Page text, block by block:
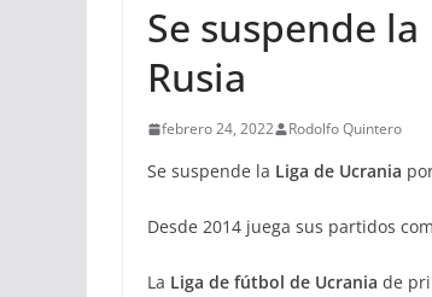
Se suspende
Rusia
febrero 24, 2022 Rodolfo Quintero
Se suspende la Liga de Ucrania
Desde 2014 juega sus partidos
La Liga de fútbol de Ucrania de